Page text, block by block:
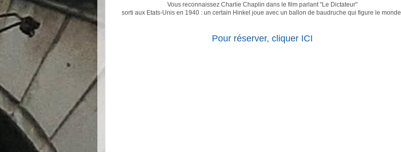
Vous reconnaissez Charlie Chaplin dans le film parlant "Le Dictateur"
sorti aux Etats-Unis en 1940 : un certain Hinkel joue avec un ballon de baudruche qui figure le monde.
Pour réserver, cliquer ICI